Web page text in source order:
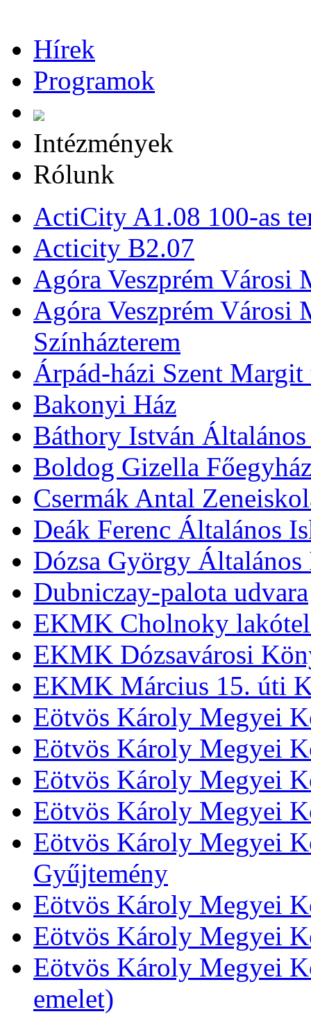
Hírek
Programok
Intézmények
Rólunk
ActiCity A1.08 100-as
Acticity B2.07
Agóra Veszprém Városi
Agóra Veszprém Városi
Színházterem
Árpád-házi Szent
Bakonyi Ház
Báthory István
Boldog Gizella
Csermák Antal
Deák Ferenc Általános
Dózsa György Általános
Dubniczay-palota udvara
EKMK Cholnoky
EKMK Dózsavárosi
EKMK Március 15. úti
Eötvös Károly Megyei
Eötvös Károly Megyei
Eötvös Károly Megyei
Eötvös Károly Megyei
Eötvös Károly Megyei
Gyűjtemény
Eötvös Károly Megyei
Eötvös Károly Megyei
Eötvös Károly Megyei
emelet)